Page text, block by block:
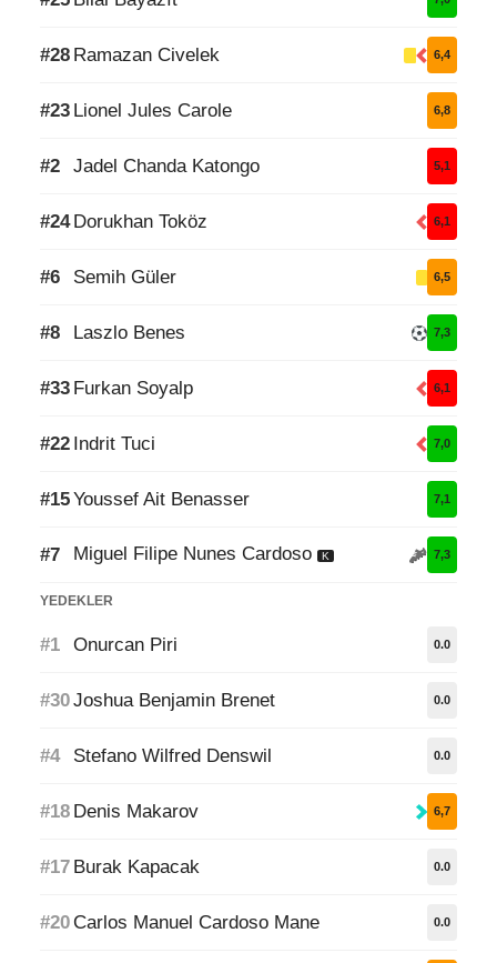
#28 Ramazan Civelek 6,4
#23 Lionel Jules Carole 6,8
#2 Jadel Chanda Katongo 5,1
#24 Dorukhan Toköz 6,1
#6 Semih Güler 6,5
#8 Laszlo Benes 7,3
#33 Furkan Soyalp 6,1
#22 Indrit Tuci 7,0
#15Youssef Ait Benasser 7,1
#7 Miguel Filipe Nunes Cardoso K 7,3
YEDEKLER
#1 Onurcan Piri 0.0
#30Joshua Benjamin Brenet 0.0
#4 Stefano Wilfred Denswil 0.0
#18 Denis Makarov 6,7
#17 Burak Kapacak 0.0
#20Carlos Manuel Cardoso Mane 0.0